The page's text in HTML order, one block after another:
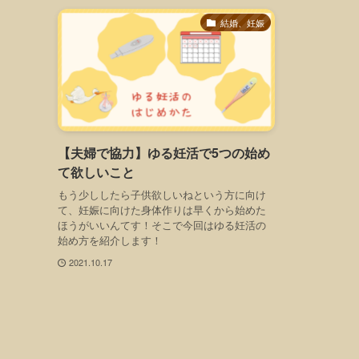
結婚、妊娠
【夫婦で協力】ゆる妊活で5つの始め
て欲しいこと
もう少ししたら子供欲しいねという方に向け
て、妊娠に向けた身体作りは早くから始めた
ほうがいいんてす！そこで今回はゆる妊活の
始め方を紹介します！
2021.10.17